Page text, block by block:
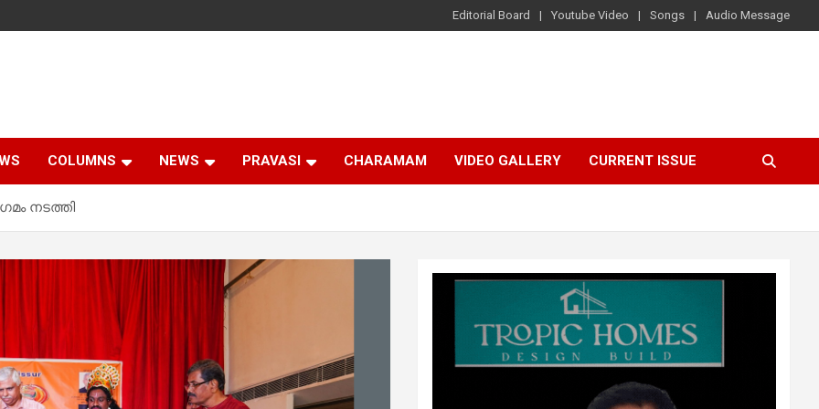
Editorial Board Youtube Video Songs Audio Message
COLUMNS NEWS PRAVASI CHARAMAM VIDEO GALLERY CURRENT ISSUE
നടത്തി